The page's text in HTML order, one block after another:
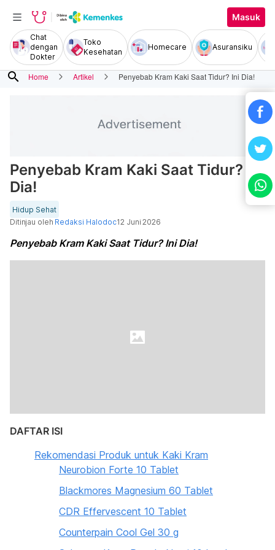
Masuk
Chat
dengan
Dokter
Toko
Kesehatan
Homecare Asuransiku
search Home Artikel Penyebab Kram Kaki Saat Tidur? Ini Dia!
Penyebab Kram Kaki Saat Tidur? Ini
Dia!
Hidup Sehat
Ditinjau oleh Redaksi Halodoc12 Juni 2026
Penyebab Kram Kaki Saat Tidur? Ini Dia!
DAFTAR ISI
Rekomendasi Produk untuk Kaki Kram
Neurobion Forte 10 Tablet
Blackmores Magnesium 60 Tablet
CDR Effervescent 10 Tablet
Counterpain Cool Gel 30 g